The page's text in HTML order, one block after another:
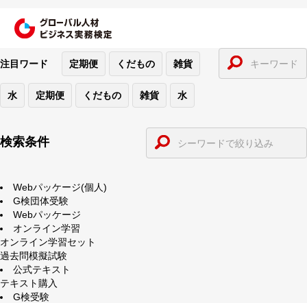
注目ワード 定期便 くだもの 雑貨
水 定期便 くだもの 雑貨 水
検索条件
Webパッケージ(個人)
G検団体受験
Webパッケージ
オンライン学習
オンライン学習セット
過去問模擬試験
公式テキスト
テキスト購入
G検受験